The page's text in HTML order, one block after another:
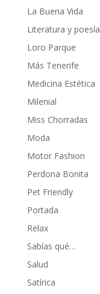
La Buena Vida
Literatura y poesía
Loro Parque
Más Tenerife
Medicina Estética
Milenial
Miss Chorradas
Moda
Motor Fashion
Perdona Bonita
Pet Friendly
Portada
Relax
Sabías qué…
Salud
Satírica